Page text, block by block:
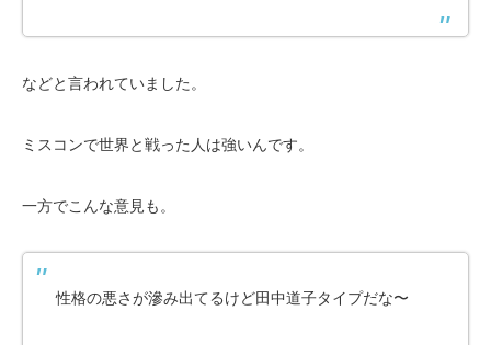
などと言われていました。
ミスコンで世界と戦った人は強いんです。
一方でこんな意見も。
性格の悪さが滲み出てるけど田中道子タイプだな〜